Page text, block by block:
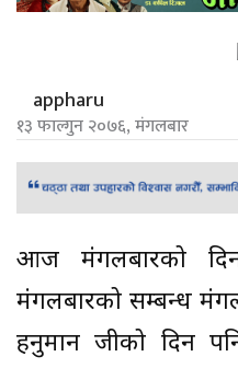
appharu
१३ फाल्गुन २०७६, मंगलबार
आज मंगलबारको
मंगलबारको सम्बन्ध
हनुमान जीको दिन